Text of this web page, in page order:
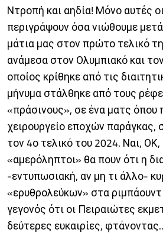
Ντροπή και αηδία! Μόνο αυτές
περιγράψουν όσα νιώθουμε
μάτια μας στον πρώτο τελικό
ανάμεσα στον Ολυμπιακό και
οποίος κρίθηκε από τις
μήνυμα στάλθηκε από τους
«πράσινους», σε ένα ματς
χειρουργείο εποχών παράγκας,
τον 4ο τελικό του 2024. Ναι, ΟΚ,
«αμερόληπτοι» θα πουν ότι η
-εντυπωσιακή, αν μη τι άλλο-
«ερυθρολεύκων» στα
γεγονός ότι οι Πειραιώτες
δεύτερες ευκαιρίες,